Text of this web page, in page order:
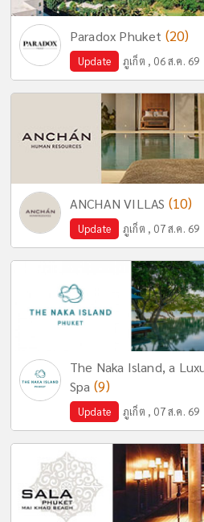
Paradox Phuket (20)
Update ภูเก็ต , 06 ส.ค. 69
ANCHAN VILLAS (10)
Update ภูเก็ต , 07 ส.ค. 69
The Naka Island, a
Spa (9)
Update ภูเก็ต , 07 ส.ค. 69